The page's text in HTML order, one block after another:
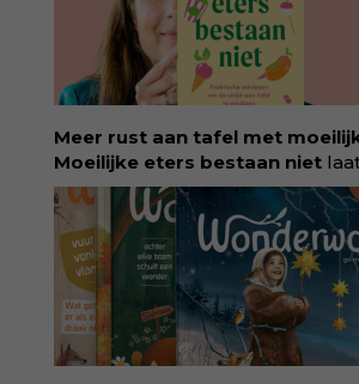
Meer rust aan tafel met
Moeilijke eters bestaan niet
kinderdiëtist en lactatiekundige
Demeyerzien wat er schuilgaat
eetgedrag dat ouders zorgen
aandacht voor ontwikkeling,
neurodivergentie en medische
helpt ze hardnekkige
laten en maakt ze van eten weer
moment van verbinding. Bestel